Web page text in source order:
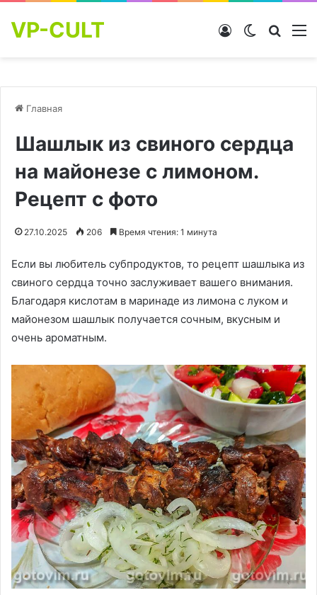
VP-CULT Switch skin
Войти
Главная
Шашлык из свиного сердца
на майонезе с лимоном.
Рецепт с фото
27.10.2025 206 Время чтения: 1 минута
Если вы любитель субпродуктов, то рецепт шашлыка из
свиного сердца точно заслуживает вашего внимания.
Благодаря кислотам в маринаде из лимона с луком и
майонезом шашлык получается сочным, вкусным и
очень ароматным.